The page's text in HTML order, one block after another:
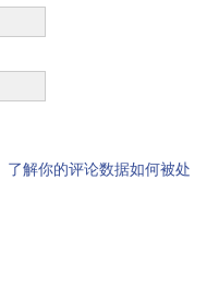
了解你的评论数据如何被处